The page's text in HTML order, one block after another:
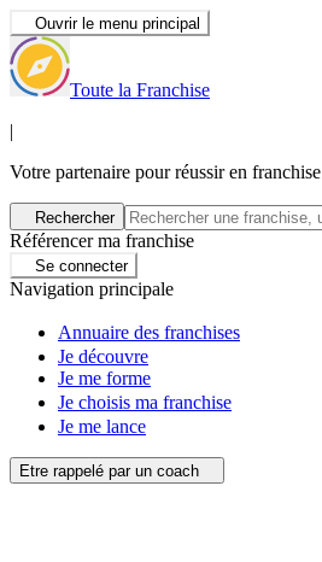
Ouvrir le menu principal
Toute la Franchise
|
Votre partenaire pour réussir en franchise
Rechercher
Référencer ma franchise
Se connecter
Navigation principale
Annuaire des franchises
Je découvre
Je me forme
Je choisis ma franchise
Je me lance
Etre rappelé par un coach